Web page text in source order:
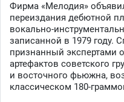
Фирма «Мелодия»
переиздания дебютной
вокально-
записанной в 1979 году.
признанный экспертами
артефактов советского
и восточного фьюжна,
классическом 180-